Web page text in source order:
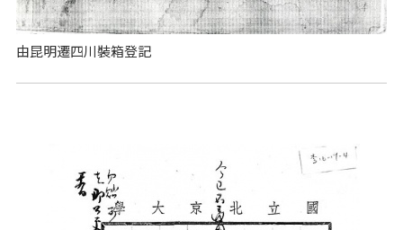
由昆明遷四川裝箱登記